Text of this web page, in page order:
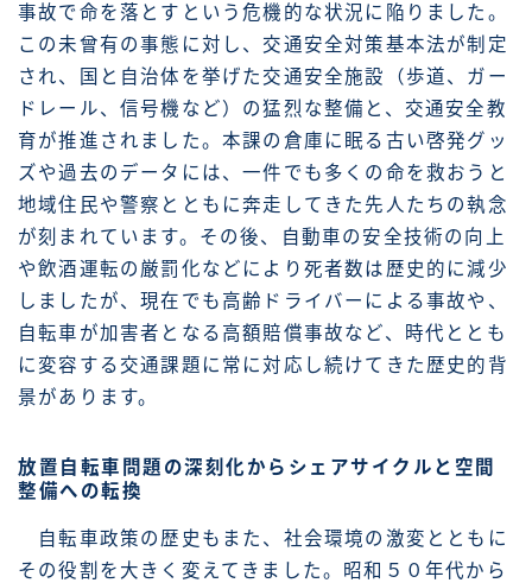
事故で命を落とすという危機的な状況に陥りました。
この未曾有の事態に対し、交通安全対策基本法が制定
され、国と自治体を挙げた交通安全施設（歩道、ガー
ドレール、信号機など）の猛烈な整備と、交通安全教
育が推進されました。本課の倉庫に眠る古い啓発グッ
ズや過去のデータには、一件でも多くの命を救おうと
地域住民や警察とともに奔走してきた先人たちの執念
が刻まれています。その後、自動車の安全技術の向上
や飲酒運転の厳罰化などにより死者数は歴史的に減少
しましたが、現在でも高齢ドライバーによる事故や、
自転車が加害者となる高額賠償事故など、時代ととも
に変容する交通課題に常に対応し続けてきた歴史的背
景があります。
放置自転車問題の深刻化からシェアサイクルと空間
整備への転換
自転車政策の歴史もまた、社会環境の激変とともに
その役割を大きく変えてきました。昭和５０年代から